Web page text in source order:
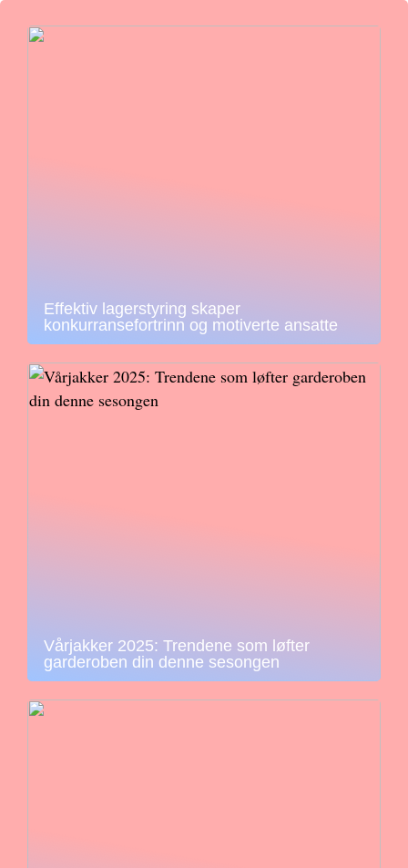
Effektiv lagerstyring skaper
konkurransefortrinn og motiverte ansatte
Vårjakker 2025: Trendene som løfter
garderoben din denne sesongen